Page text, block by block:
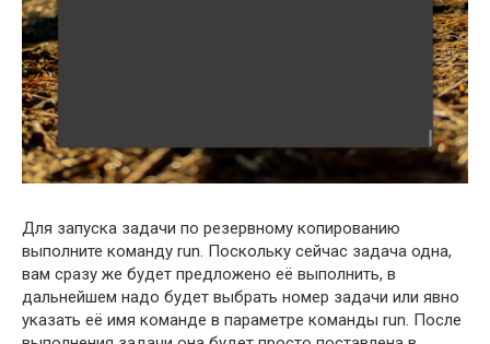
Для запуска задачи по резервному копированию
выполните команду run. Поскольку сейчас задача одна,
вам сразу же будет предложено её выполнить, в
дальнейшем надо будет выбрать номер задачи или явно
указать её имя команде в параметре команды run. После